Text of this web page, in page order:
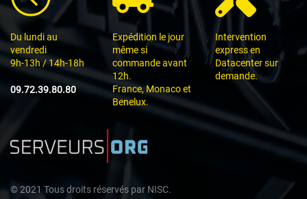
Du lundi au
vendredi
9h-13h / 14h-18h
09.72.39.80.80
Expédition le jour
même si
commande avant
12h.
France, Monaco et
Benelux.
Intervention
express en
Datacenter sur
demande.
©2021 Tous droits réservés par NISC.